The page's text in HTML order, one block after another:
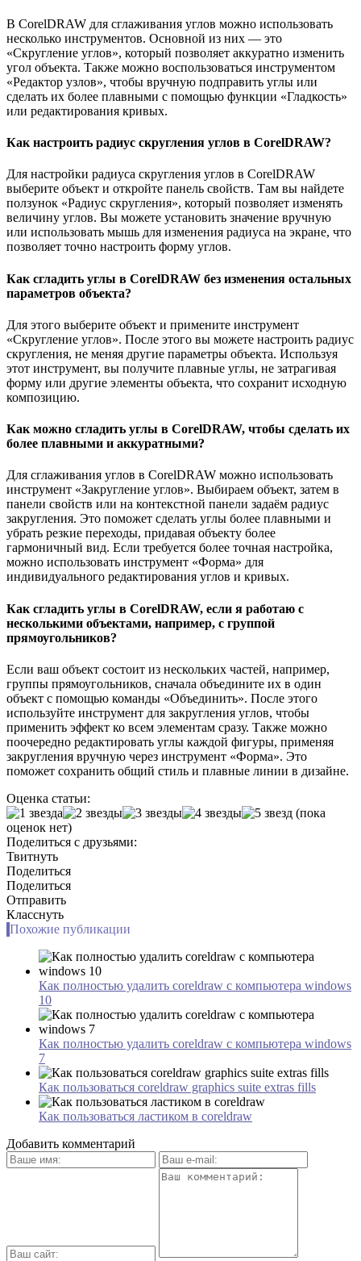
В CorelDRAW для сглаживания углов можно использовать
несколько инструментов. Основной из них — это
«Скругление углов», который позволяет аккуратно изменить
угол объекта. Также можно воспользоваться инструментом
«Редактор узлов», чтобы вручную подправить углы или
сделать их более плавными с помощью функции «Гладкость»
или редактирования кривых.
Как настроить радиус скругления углов в CorelDRAW?
Для настройки радиуса скругления углов в CorelDRAW
выберите объект и откройте панель свойств. Там вы найдете
ползунок «Радиус скругления», который позволяет изменять
величину углов. Вы можете установить значение вручную
или использовать мышь для изменения радиуса на экране, что
позволяет точно настроить форму углов.
Как сгладить углы в CorelDRAW без изменения остальных
параметров объекта?
Для этого выберите объект и примените инструмент
«Скругление углов». После этого вы можете настроить радиус
скругления, не меняя другие параметры объекта. Используя
этот инструмент, вы получите плавные углы, не затрагивая
форму или другие элементы объекта, что сохранит исходную
композицию.
Как можно сгладить углы в CorelDRAW, чтобы сделать их
более плавными и аккуратными?
Для сглаживания углов в CorelDRAW можно использовать
инструмент «Закругление углов». Выбираем объект, затем в
панели свойств или на контекстной панели задаём радиус
закругления. Это поможет сделать углы более плавными и
убрать резкие переходы, придавая объекту более
гармоничный вид. Если требуется более точная настройка,
можно использовать инструмент «Форма» для
индивидуального редактирования углов и кривых.
Как сгладить углы в CorelDRAW, если я работаю с
несколькими объектами, например, с группой
прямоугольников?
Если ваш объект состоит из нескольких частей, например,
группы прямоугольников, сначала объедините их в один
объект с помощью команды «Объединить». После этого
используйте инструмент для закругления углов, чтобы
применить эффект ко всем элементам сразу. Также можно
поочередно редактировать углы каждой фигуры, применяя
закругления вручную через инструмент «Форма». Это
поможет сохранить общий стиль и плавные линии в дизайне.
Оценка статьи:
(пока
оценок нет)
Поделиться с друзьями:
Твитнуть
Поделиться
Поделиться
Отправить
Класснуть
Похожие публикации
Как полностью удалить coreldraw с компьютера windows
10
Как полностью удалить coreldraw с компьютера windows
7
Как пользоваться coreldraw graphics suite extras fills
Как пользоваться ластиком в coreldraw
Добавить комментарий